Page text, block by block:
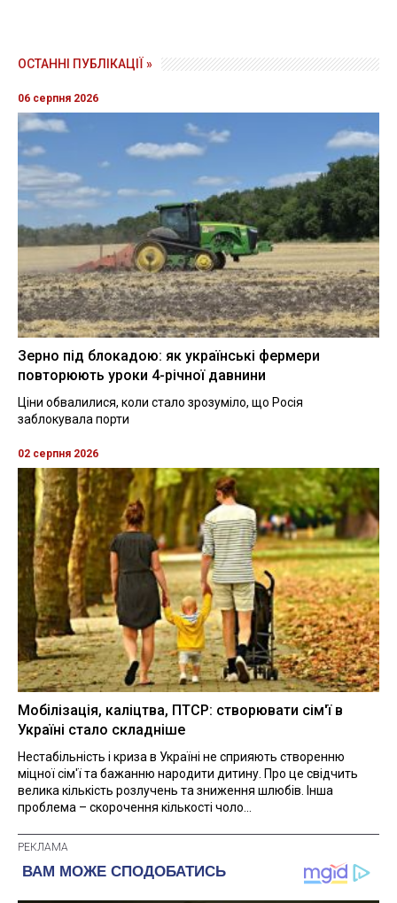
ОСТАННІ ПУБЛІКАЦІЇ »
06 серпня 2026
Зерно під блокадою: як українські фермери
повторюють уроки 4-річної давнини
Ціни обвалилися, коли стало зрозуміло, що Росія
заблокувала порти
02 серпня 2026
Мобілізація, каліцтва, ПТСР: створювати сім'ї в
Україні стало складніше
Нестабільність і криза в Україні не сприяють створенню
міцної сім'ї та бажанню народити дитину. Про це свідчить
велика кількість розлучень та зниження шлюбів. Інша
проблема – скорочення кількості чоло...